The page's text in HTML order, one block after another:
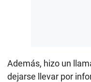
Además, hizo un
dejarse llevar por